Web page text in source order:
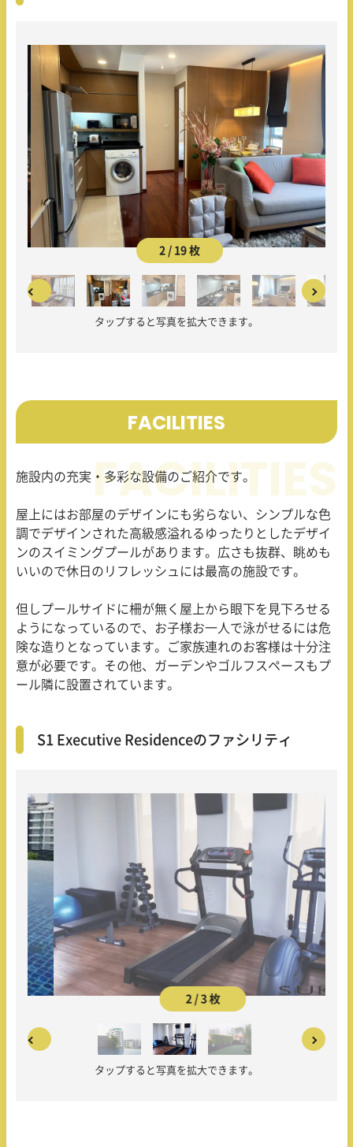
2 / 19 枚
タップすると写真を拡大できます。
FACILITIES
施設内の充実・多彩な設備のご紹介です。
屋上にはお部屋のデザインにも劣らない、シンプルな色
調でデザインされた高級感溢れるゆったりとしたデザイ
ンのスイミングプールがあります。広さも抜群、眺めも
いいので休日のリフレッシュには最高の施設です。
但しプールサイドに柵が無く屋上から眼下を見下ろせる
ようになっているので、お子様お一人で泳がせるには危
険な造りとなっています。ご家族連れのお客様は十分注
意が必要です。その他、ガーデンやゴルフスペースもプ
ール隣に設置されています。
S1 Executive Residenceのファシリティ
2 / 3 枚
タップすると写真を拡大できます。